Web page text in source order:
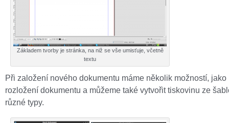
Základem tvorby je stránka, na niž se vše umisťuje, včetně
textu
Při založení nového dokumentu máme několik možností, jako
rozložení dokumentu a můžeme také vytvořit tiskovinu ze
různé typy.